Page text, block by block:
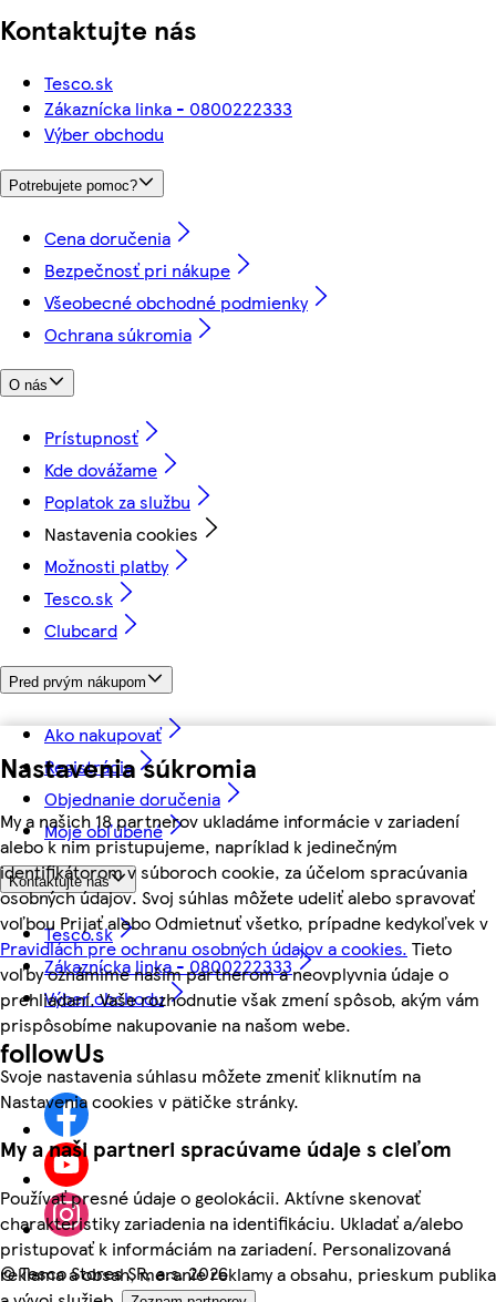
Nastavenia súkromia
My a našich 18 partnerov ukladáme informácie v zariadení
alebo k nim pristupujeme, napríklad k jedinečným
identifikátorom v súboroch cookie, za účelom spracúvania
osobných údajov. Svoj súhlas môžete udeliť alebo spravovať
voľbou Prijať alebo Odmietnuť všetko, prípadne kedykoľvek v
Pravidlách pre ochranu osobných údajov a cookies. Tieto
voľby oznámime našim partnerom a neovplyvnia údaje o
prehliadaní. Vaše rozhodnutie však zmení spôsob, akým vám
prispôsobíme nakupovanie na našom webe.
Svoje nastavenia súhlasu môžete zmeniť kliknutím na
Nastavenia cookies v pätičke stránky.
My a naši partneri spracúvame údaje s cieľom
Používať presné údaje o geolokácii. Aktívne skenovať
charakteristiky zariadenia na identifikáciu. Ukladať a/alebo
pristupovať k informáciám na zariadení. Personalizovaná
reklama a obsah, meranie reklamy a obsahu, prieskum publika
Kontaktujte nás
Tesco.sk
Zákaznícka linka - 0800222333
Výber obchodu
Potrebujete pomoc?
Cena doručenia
Bezpečnosť pri nákupe
Všeobecné obchodné podmienky
Ochrana súkromia
O nás
Prístupnosť
Kde dovážame
Poplatok za službu
Nastavenia cookies
Možnosti platby
Tesco.sk
Clubcard
Pred prvým nákupom
Ako nakupovať
Registrácia
Objednanie doručenia
Moje obľúbené
Kontaktujte nás
Tesco.sk
Zákaznícka linka - 0800222333
Výber obchodu
followUs
©Tesco Stores SR, a.s. 2026